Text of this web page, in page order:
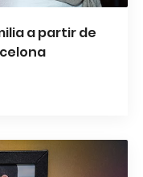
a partir de